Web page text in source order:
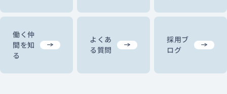
働く仲
間を知
る
よくあ
る質問
採用ブ
ログ